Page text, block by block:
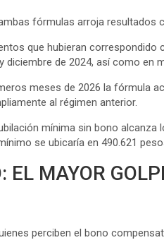
fórmulas arroja resultados
que hubieran correspondido
de 2024, así como en
meses de 2026 la fórmula
al régimen anterior.
mínima sin bono alcanza
se ubicaría en 490.621
EL MAYOR
perciben el bono